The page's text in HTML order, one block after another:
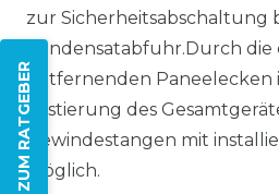
ZUM RATGEBER
zur Sicherheitsabschaltung
Kondensatabfuhr.Durch die
entfernenden Paneelecken
Justierung des
Gewindestangen mit
möglich.